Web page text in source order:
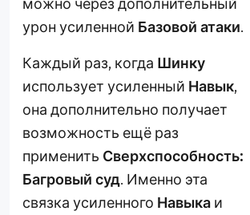
урон усиленной Базовой атаки.
Каждый раз, когда Шинку
использует усиленный Навык,
она дополнительно получает
возможность ещё раз
применить Сверхспособность:
Багровый суд. Именно эта
связка усиленного Навыка и